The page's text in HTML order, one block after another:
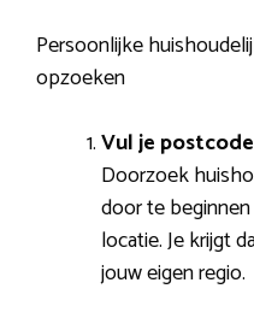
Persoonlijke
opzoeken
Vul je
Doorzoek
door te
locatie. Je krijgt
jouw eigen regio.